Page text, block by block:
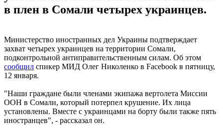
в плен в Сомали четырех украинцев.
Министерство иностранных дел Украины подтверждает
захват четырех украинцев на территории Сомали,
подконтрольной антиправительственным силам. Об этом
сообщил спикер МИД Олег Николенко в Facebook в пятницу,
12 января.
"Наши граждане были членами экипажа вертолета Миссии
ООН в Сомали, который потерпел крушение. Их лица
установлены. Вместе с украинцами на борту были также пять
иностранцев", - рассказал он.